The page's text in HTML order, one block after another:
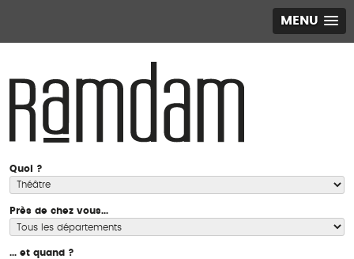
MENU
Quoi ?
Près de chez vous...
... et quand ?